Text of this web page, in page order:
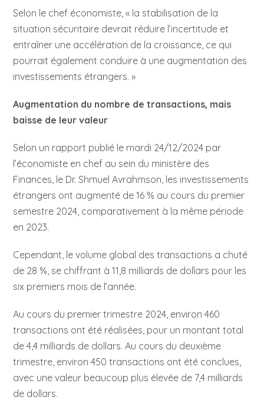
Selon le chef économiste, « la stabilisation de la
situation sécuritaire devrait réduire l’incertitude et
entraîner une accélération de la croissance, ce qui
pourrait également conduire à une augmentation des
investissements étrangers. »
Augmentation du nombre de transactions, mais
baisse de leur valeur
Selon un rapport publié le mardi 24/12/2024 par
l’économiste en chef au sein du ministère des
Finances, le Dr. Shmuel Avrahmson, les investissements
étrangers ont augmenté de 16 % au cours du premier
semestre 2024, comparativement à la même période
en 2023.
Cependant, le volume global des transactions a chuté
de 28 %, se chiffrant à 11,8 milliards de dollars pour les
six premiers mois de l’année.
Au cours du premier trimestre 2024, environ 460
transactions ont été réalisées, pour un montant total
de 4,4 milliards de dollars. Au cours du deuxième
trimestre, environ 450 transactions ont été conclues,
avec une valeur beaucoup plus élevée de 7,4 milliards
de dollars.